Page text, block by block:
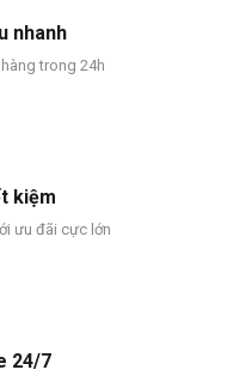
nhanh
trong 24h
kiệm
ưu đãi cực lớn
24/7